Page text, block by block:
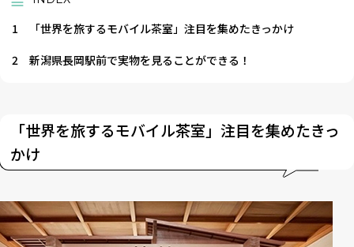
1
「世界を旅するモバイル茶室」注目を集めたきっかけ
2
新潟県長岡駅前で実物を見ることができる！
「世界を旅するモバイル茶室」注目を集めたきっ
かけ